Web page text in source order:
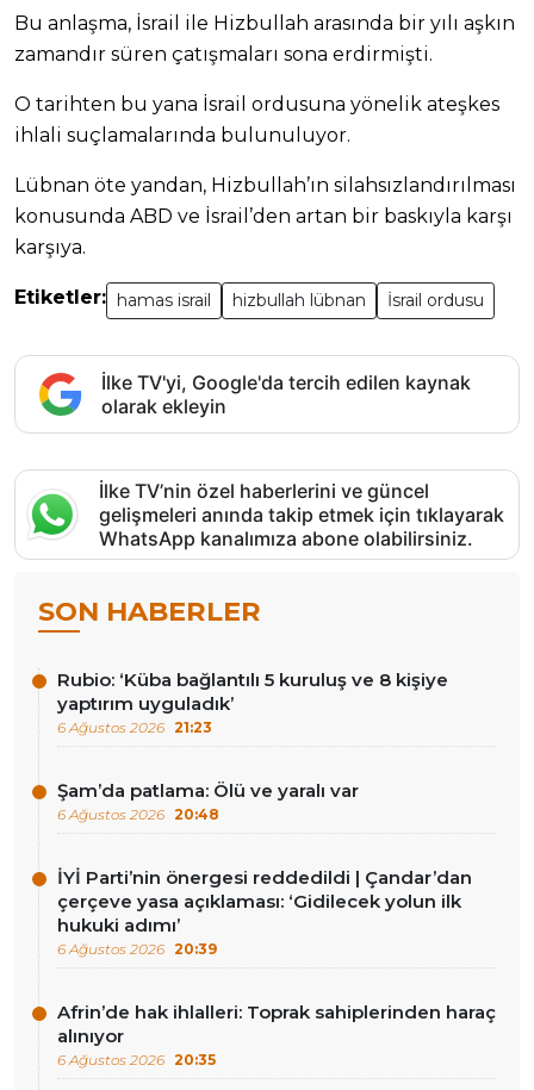
Bu anlaşma, İsrail ile Hizbullah arasında bir yılı aşkın
zamandır süren çatışmaları sona erdirmişti.
O tarihten bu yana İsrail ordusuna yönelik ateşkes
ihlali suçlamalarında bulunuluyor.
Lübnan öte yandan, Hizbullah’ın silahsızlandırılması
konusunda ABD ve İsrail’den artan bir baskıyla karşı
karşıya.
Etiketler: hamas israil hizbullah lübnan İsrail ordusu
İlke TV'yi, Google'da tercih edilen kaynak
olarak ekleyin
İlke TV’nin özel haberlerini ve güncel
gelişmeleri anında takip etmek için tıklayarak
WhatsApp kanalımıza abone olabilirsiniz.
SON HABERLER
Rubio: ‘Küba bağlantılı 5 kuruluş ve 8 kişiye
yaptırım uyguladık’
6 Ağustos 2026 21:23
Şam’da patlama: Ölü ve yaralı var
6 Ağustos 2026 20:48
İYİ Parti’nin önergesi reddedildi | Çandar’dan
çerçeve yasa açıklaması: ‘Gidilecek yolun ilk
hukuki adımı’
6 Ağustos 2026 20:39
Afrin’de hak ihlalleri: Toprak sahiplerinden haraç
alınıyor
6 Ağustos 2026 20:35